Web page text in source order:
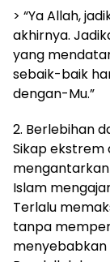
> “Ya Allah,
akhirnya.
yang
sebaik-baik
dengan-Mu.”
2. Berlebihan
Sikap
Islam
Terlalu
tanpa
menyebabkan